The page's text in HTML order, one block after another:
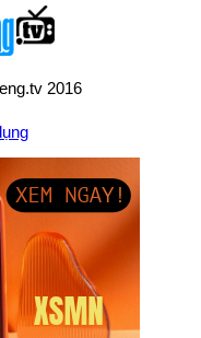
2016
tư